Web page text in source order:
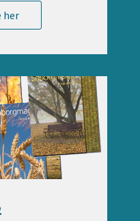
her